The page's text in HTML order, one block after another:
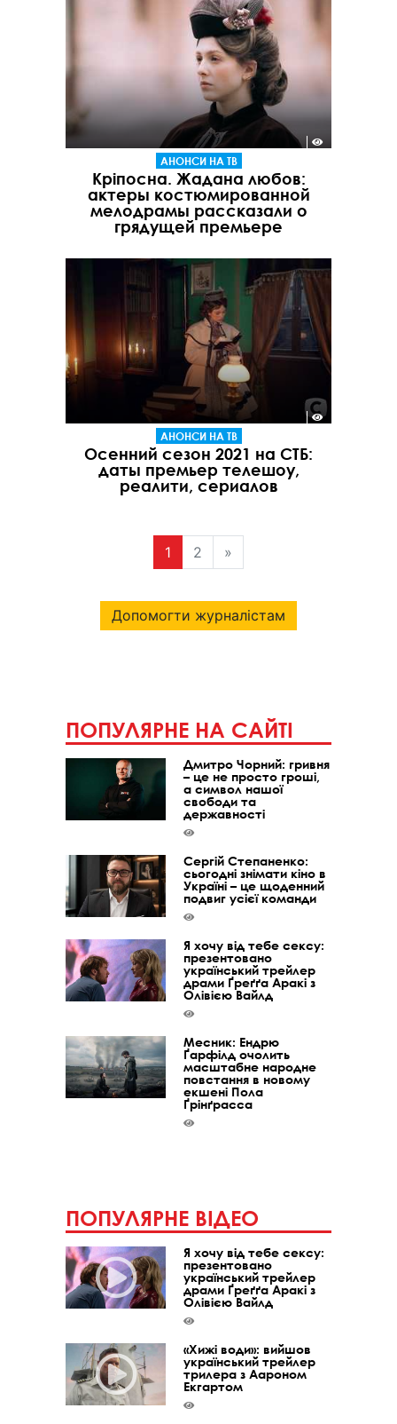
АНОНСИ НА ТВ
Кріпосна. Жадана любов:
актеры костюмированной
мелодрамы рассказали о
грядущей премьере
АНОНСИ НА ТВ
Осенний сезон 2021 на СТБ:
даты премьер телешоу,
реалити, сериалов
1 2 »
Допомогти журналістам
ПОПУЛЯРНЕ НА САЙТІ
Дмитро Чорний: гривня
– це не просто гроші,
а символ нашої
свободи та
державності
Сергій Степаненко:
сьогодні знімати кіно в
Україні – це щоденний
подвиг усієї команди
Я хочу від тебе сексу:
презентовано
український трейлер
драми Ґреґґа Аракі з
Олівією Вайлд
Месник: Ендрю
Ґарфілд очолить
масштабне народне
повстання в новому
екшені Пола
Ґрінґрасса
ПОПУЛЯРНЕ ВІДЕО
Я хочу від тебе сексу:
презентовано
український трейлер
драми Ґреґґа Аракі з
Олівією Вайлд
«Хижі води»: вийшов
український трейлер
трилера з Аароном
Екгартом